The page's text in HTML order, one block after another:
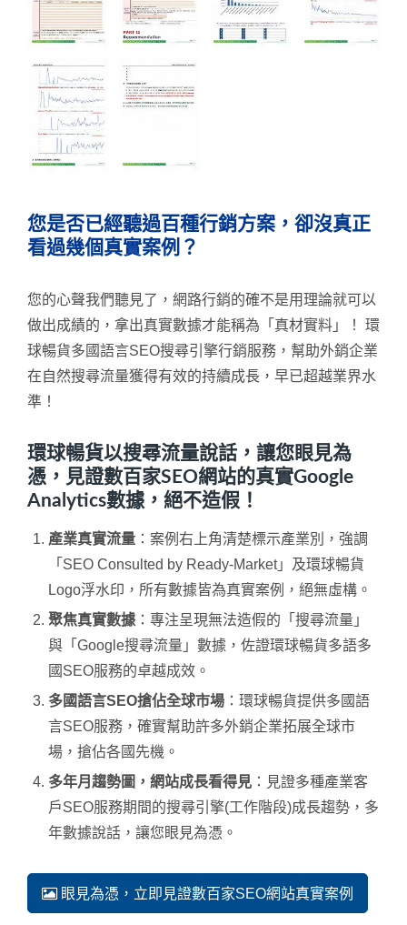
您是否已經聽過百種行銷方案，卻沒真正
看過幾個真實案例？
您的心聲我們聽見了，網路行銷的確不是用理論就可以
做出成績的，拿出真實數據才能稱為「真材實料」！ 環
球暢貨多國語言SEO搜尋引擎行銷服務，幫助外銷企業
在自然搜尋流量獲得有效的持續成長，早已超越業界水
準！
環球暢貨以搜尋流量說話，讓您眼見為
憑，見證數百家SEO網站的真實Google
Analytics數據，絕不造假！
產業真實流量 ：案例右上角清楚標示產業別，強調
「SEO Consulted by Ready-Market」及環球暢貨
Logo浮水印，所有數據皆為真實案例，絕無虛構。
聚焦真實數據 ：專注呈現無法造假的「搜尋流量」
與「Google搜尋流量」數據，佐證環球暢貨多語多
國SEO服務的卓越成效。
多國語言SEO搶佔全球市場 ：環球暢貨提供多國語
言SEO服務，確實幫助許多外銷企業拓展全球市
場，搶佔各國先機。
多年月趨勢圖，網站成長看得見 ：見證多種產業客
戶SEO服務期間的搜尋引擎(工作階段)成長趨勢，多
年數據說話，讓您眼見為憑。
眼見為憑，立即見證數百家SEO網站真實案例